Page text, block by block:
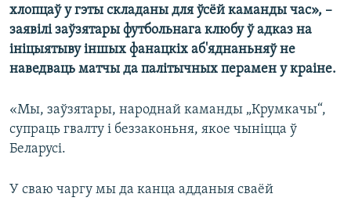
хлопцаў у гэты складаны для ўсёй каманды час», –
заявілі заўзятары футбольнага клюбу ў адказ на
ініцыятыву іншых фанацкіх аб'яднаньняў не
наведваць матчы да палітычных перамен у краіне.
«Мы, заўзятары, народнай каманды „Крумкачы“,
супраць гвалту і беззаконьня, якое чыніцца ў
Беларусі.
У сваю чаргу мы да канца адданыя сваёй